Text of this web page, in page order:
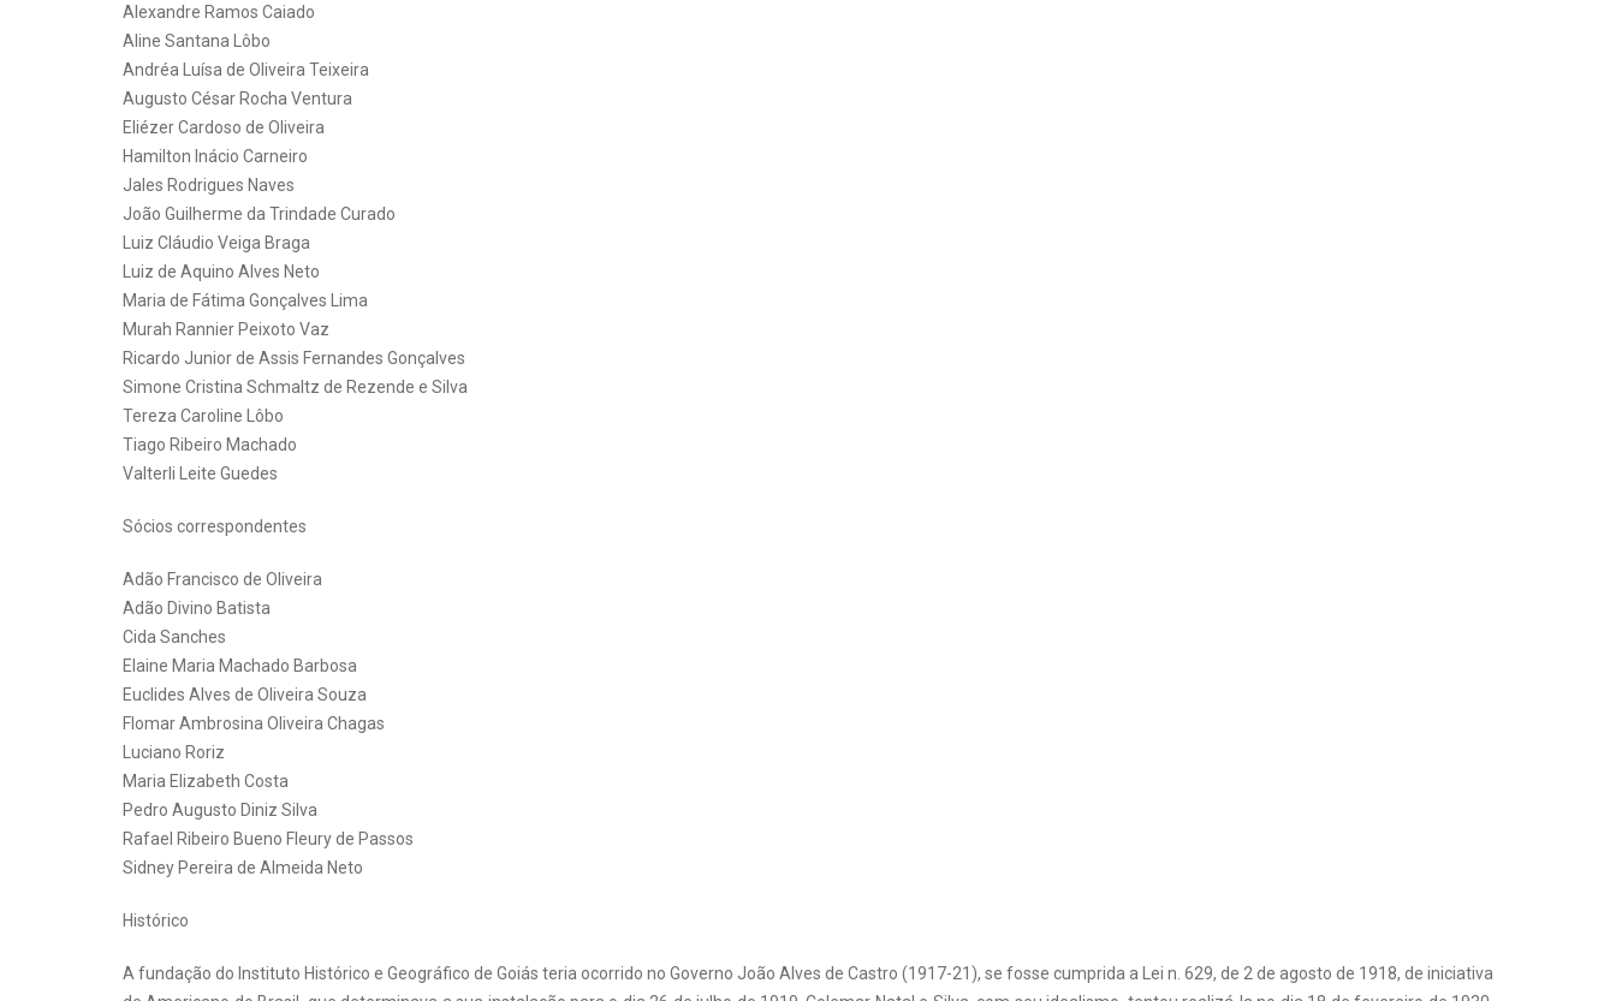
Alexandre Ramos Caiado
Aline Santana Lôbo
Andréa Luísa de Oliveira Teixeira
Augusto César Rocha Ventura
Eliézer Cardoso de Oliveira
Hamilton Inácio Carneiro
Jales Rodrigues Naves
João Guilherme da Trindade Curado
Luiz Cláudio Veiga Braga
Luiz de Aquino Alves Neto
Maria de Fátima Gonçalves Lima
Murah Rannier Peixoto Vaz
Ricardo Junior de Assis Fernandes Gonçalves
Simone Cristina Schmaltz de Rezende e Silva
Tereza Caroline Lôbo
Tiago Ribeiro Machado
Valterli Leite Guedes
Sócios correspondentes
Adão Francisco de Oliveira
Adão Divino Batista
Cida Sanches
Elaine Maria Machado Barbosa
Euclides Alves de Oliveira Souza
Flomar Ambrosina Oliveira Chagas
Luciano Roriz
Maria Elizabeth Costa
Pedro Augusto Diniz Silva
Rafael Ribeiro Bueno Fleury de Passos
Sidney Pereira de Almeida Neto
Histórico
A fundação do Instituto Histórico e Geográfico de Goiás teria ocorrido no Governo João Alves de Castro (1917-21), se fosse cumprida a Lei n. 629, de 2 de agosto de 1918, de iniciativa